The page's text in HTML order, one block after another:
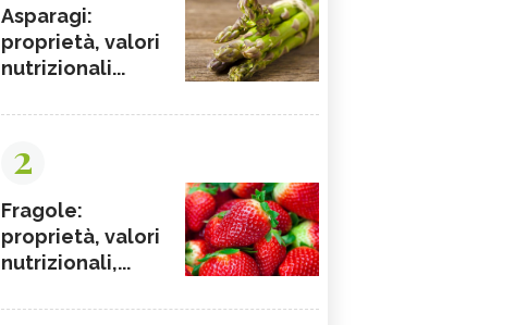
Asparagi:
proprietà, valori
nutrizionali...
2
Fragole:
proprietà, valori
nutrizionali,...